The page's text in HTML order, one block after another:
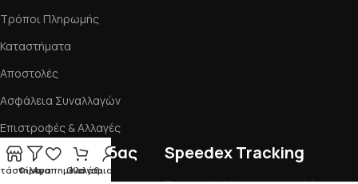
Τρόποι Πληρωμής
Καταστήματα
Αποστολές
Ασφάλεια Συναλλαγών
Επιστροφές & Αλλαγές
Εργαλεία σελίδας
Όροι Χρήσης
Speedex Tracking
Φίλτρα
ΑγαπημέναΚαλάθι
Ο λογαριασμός μου